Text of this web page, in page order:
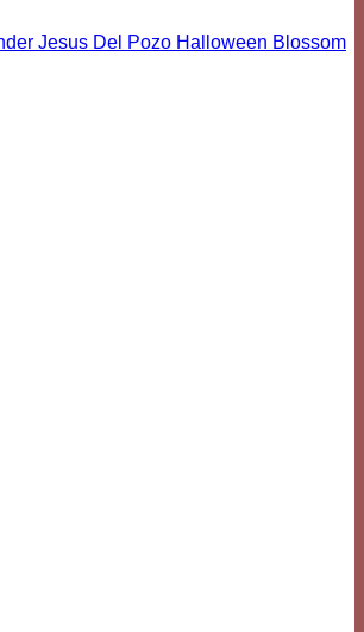
Jesus Del Pozo Halloween Blossom